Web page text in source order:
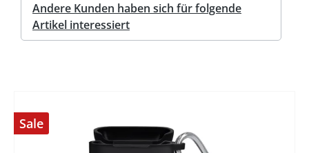
Andere Kunden haben sich für folgende
Artikel interessiert
Sale